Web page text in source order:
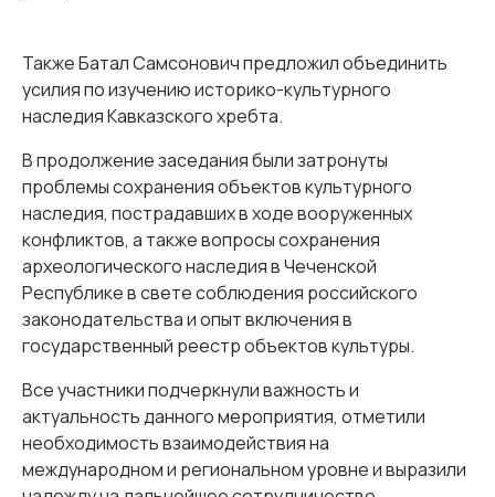
Также Батал Самсонович предложил объединить
усилия по изучению историко-культурного
наследия Кавказского хребта.
В продолжение заседания были затронуты
проблемы сохранения объектов культурного
наследия, пострадавших в ходе вооруженных
конфликтов, а также вопросы сохранения
археологического наследия в Чеченской
Республике в свете соблюдения российского
законодательства и опыт включения в
государственный реестр объектов культуры.
Все участники подчеркнули важность и
актуальность данного мероприятия, отметили
необходимость взаимодействия на
международном и региональном уровне и выразили